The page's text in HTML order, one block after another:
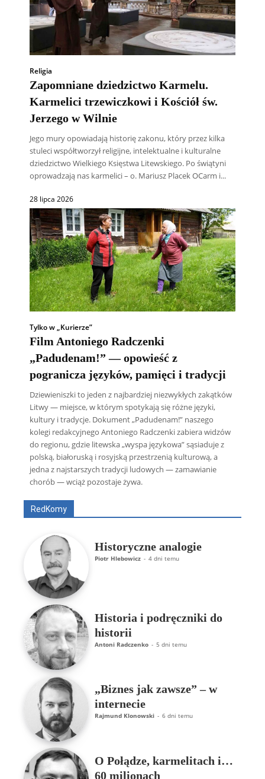
Religia
Zapomniane dziedzictwo Karmelu.
Karmelici trzewiczkowi i Kościół św.
Jerzego w Wilnie
Jego mury opowiadają historię zakonu, który przez kilka
stuleci współtworzył religijne, intelektualne i kulturalne
dziedzictwo Wielkiego Księstwa Litewskiego. Po świątyni
oprowadzają nas karmelici – o. Mariusz Placek OCarm i...
28 lipca 2026
Tylko w „Kurierze”
Film Antoniego Radczenki
„Padudenam!” — opowieść z
pogranicza języków, pamięci i tradycji
Dziewieniszki to jeden z najbardziej niezwykłych zakątków
Litwy — miejsce, w którym spotykają się różne języki,
kultury i tradycje. Dokument „Padudenam!” naszego
kolegi redakcyjnego Antoniego Radczenki zabiera widzów
do regionu, gdzie litewska „wyspa językowa” sąsiaduje z
polską, białoruską i rosyjską przestrzenią kulturową, a
jedna z najstarszych tradycji ludowych — zamawianie
chorób — wciąż pozostaje żywa.
RedKomy
Wszyscy Aleksander Borowik
Antoni Radczenko
Artur Płokszto
Grzegorz Górny
ks. Jarosław Wąsowicz SDB
Piotr Hlebowicz
Rajmund Klonowski
Historyczne analogie
Piotr Hlebowicz - 4 dni temu
Historia i podręczniki do
historii
Antoni Radczenko - 5 dni temu
„Biznes jak zawsze” – w
internecie
Rajmund Klonowski - 6 dni temu
O Połądze, karmelitach i…
60 milionach